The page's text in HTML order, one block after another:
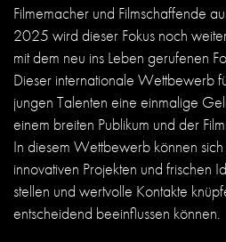
Filmemacher und Filmschaffende
2025 wird dieser Fokus noch
mit dem neu ins Leben gerufenen
Dieser internationale Wettbewerb
jungen Talenten eine einmalige
einem breiten Publikum und der
In diesem Wettbewerb können
innovativen Projekten und frischen
stellen und wertvolle Kontakte
entscheidend beeinflussen können.